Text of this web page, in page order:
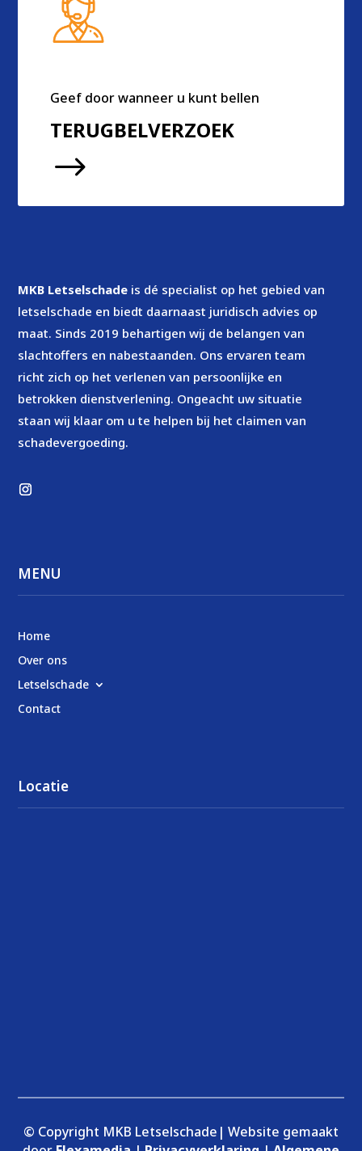
Geef door wanneer u kunt bellen
TERUGBELVERZOEK
$
MKB Letselschade is dé specialist op het gebied van
letselschade en biedt daarnaast juridisch advies op
maat. Sinds 2019 behartigen wij de belangen van
slachtoffers en nabestaanden. Ons ervaren team
richt zich op het verlenen van persoonlijke en
betrokken dienstverlening. Ongeacht uw situatie
staan wij klaar om u te helpen bij het claimen van
schadevergoeding.
MENU
Home
Over ons
Letselschade
Contact
Locatie
© Copyright MKB Letselschade| Website gemaakt